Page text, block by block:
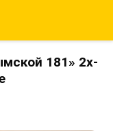
181» 2х-